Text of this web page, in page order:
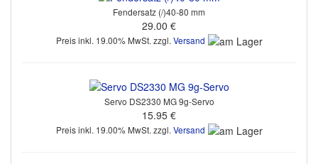
Fendersatz (/)40-80 mm
29.00 €
Preis inkl. 19.00% MwSt. zzgl. Versand
Servo DS2330 MG 9g-Servo
15.95 €
Preis inkl. 19.00% MwSt. zzgl. Versand